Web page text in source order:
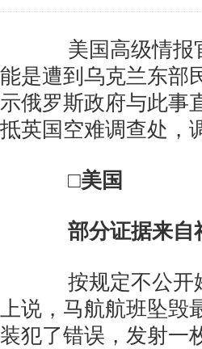
美国高级情报
能是遭到乌克兰东部
示俄罗斯政府与此事
抵英国空难调查处，
□美国
部分证据来自
按规定不公开
上说，马航航班坠毁
装犯了错误，发射一